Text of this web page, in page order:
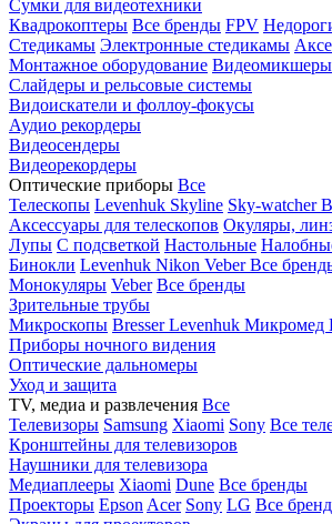
Сумки для видеотехники
Квадрокоптеры Все бренды FPV
Стедикамы Электронные стедикамы
Монтажное оборудование Видеомикшеры
Слайдеры и рельсовые системы
Видоискатели и фоллоу-фокусы
Аудио рекордеры
Видеосендеры
Видеорекордеры
Оптические приборы Все
Телескопы Levenhuk Skyline Sky-watcher
Аксессуары для телескопов Окуляры,
Лупы С подсветкой Настольные
Бинокли Levenhuk Nikon VeberВсе
Монокуляры Veber Все бренды
Зрительные трубы
Микроскопы BresserLevenhuk Микромед
Приборы ночного видения
Оптические дальномеры
Уход и защита
TV, медиа и развлечения Все
Телевизоры Samsung Xiaomi Sony Все
Кронштейны для телевизоров
Наушники для телевизора
Медиаплееры Xiaomi Dune Все бренды
Проекторы Epson Acer Sony LG Все